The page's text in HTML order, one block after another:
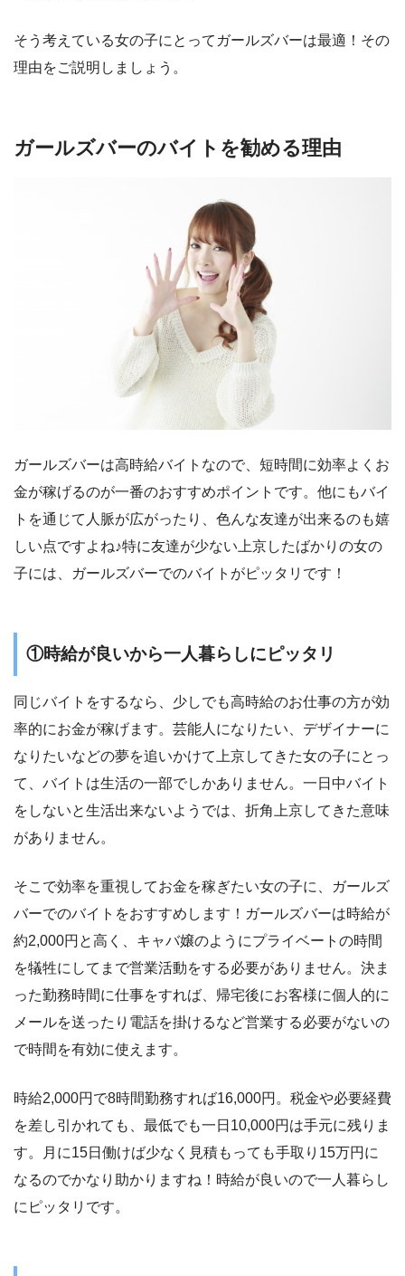
そう考えている女の子にとってガールズバーは最適！その
理由をご説明しましょう。
ガールズバーのバイトを勧める理由
ガールズバーは高時給バイトなので、短時間に効率よくお
金が稼げるのが一番のおすすめポイントです。他にもバイ
トを通じて人脈が広がったり、色んな友達が出来るのも嬉
しい点ですよね♪特に友達が少ない上京したばかりの女の
子には、ガールズバーでのバイトがピッタリです！
①時給が良いから一人暮らしにピッタリ
同じバイトをするなら、少しでも高時給のお仕事の方が効
率的にお金が稼げます。芸能人になりたい、デザイナーに
なりたいなどの夢を追いかけて上京してきた女の子にとっ
て、バイトは生活の一部でしかありません。一日中バイト
をしないと生活出来ないようでは、折角上京してきた意味
がありません。
そこで効率を重視してお金を稼ぎたい女の子に、ガールズ
バーでのバイトをおすすめします！ガールズバーは時給が
約2,000円と高く、キャバ嬢のようにプライベートの時間
を犠牲にしてまで営業活動をする必要がありません。決ま
った勤務時間に仕事をすれば、帰宅後にお客様に個人的に
メールを送ったり電話を掛けるなど営業する必要がないの
で時間を有効に使えます。
時給2,000円で8時間勤務すれば16,000円。税金や必要経費
を差し引かれても、最低でも一日10,000円は手元に残りま
す。月に15日働けば少なく見積もっても手取り15万円に
なるのでかなり助かりますね！時給が良いので一人暮らし
にピッタリです。